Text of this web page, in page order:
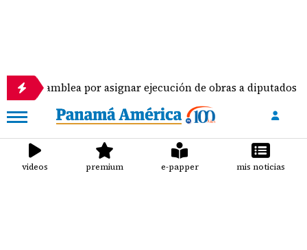
por asignar ejecución de obras a diputados
videos premium e-papper mis noticias